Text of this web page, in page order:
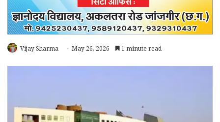
Vijay Sharma May 26, 2026 1 minute read